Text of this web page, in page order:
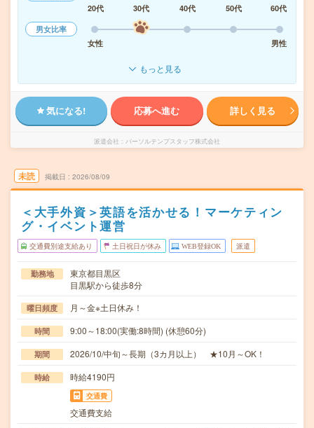
20代
30代 40代 50代
60代
男女比率
女性
男性
もっと見る
気になる! 応募へ進む 詳しく見る
派遣会社 パーソルテンプスタッフ株式会社
未読 掲載日 2026/08/09
＜大手外資＞英語を活かせる！マーケティン
グ・イベント運営
交通費別途支給あり 土日祝日が休み WEB登録OK 派遣
勤務地
東京都目黒区
目黒駅から徒歩8分
曜日頻度 月～金※土日休み！
時間 9:00～18:00(実働:8時間) (休憩60分)
期間 2026/10/中旬～長期（3カ月以上） ★10月～OK！
時給 時給4190円
交通費
交通費支給